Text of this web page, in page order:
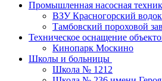
Промышленная насосная
ВЗУ Красногорский
Тамбовский пороховой
Техническое оснащение
Кинопарк Москино
Школы и больницы
Школа № 1212